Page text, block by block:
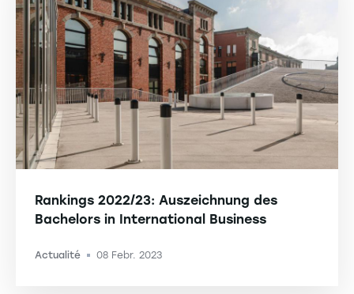
Rankings 2022/23: Auszeichnung des
Bachelors in International Business
Actualité -08 Febr. 2023